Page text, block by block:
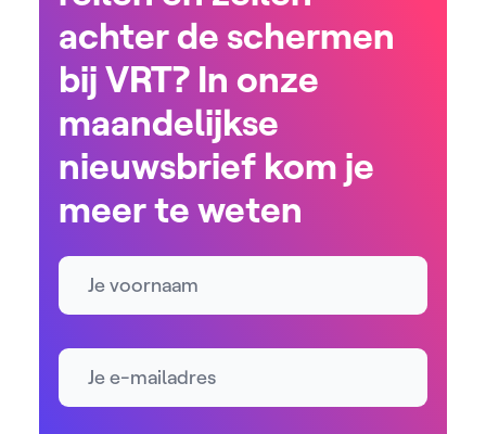
achter de schermen
bij VRT? In onze
maandelijkse
nieuwsbrief kom je
meer te weten
Naam
E-mailadres *